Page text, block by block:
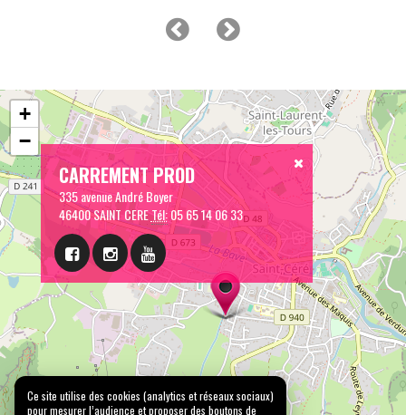
CARREMENT PROD
335 avenue André Boyer
46400 SAINT CERETél:05 65 14 06 33
+
−
Ce site utilise des cookies (analytics et réseaux sociaux)
pour mesurer l’audience et proposer des boutons de